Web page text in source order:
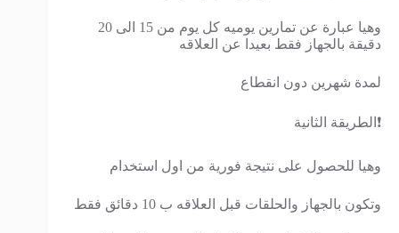
وهيا عبارة عن تمارين يوميه كل يوم من 15 الى 20
دقيقة بالجهاز فقط بعيدا عن العلاقه
لمدة شهرين دون انقطاع
❗الطريقة الثانية
وهيا للحصول على نتيجة فورية من اول استخدام
وتكون بالجهاز والحلقات قبل العلاقه ب 10 دقائق فقط